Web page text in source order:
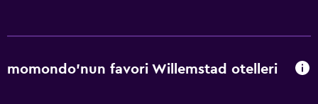
momondo'nun favori Willemstad otelleri